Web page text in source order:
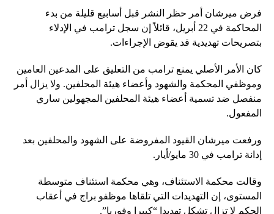
فرض ميرشان أمر حظر النشر قبل أسابيع قليلة من بدء
المحاكمة في 22 أبريل، قائلاً إن سجل ترامب في الإدلاء
بتصريحات تهديدية قد يقوض الإجراءات.
كان الأمر الأصلي يمنع ترامب من التعليق على المدعين العامين
وموظفي المحكمة والشهود وأعضاء هيئة المحلفين. ولا يزال أمر
منفصل ضد تسمية أعضاء هيئة المحلفين المجهولين ساري
المفعول.
ورفعت ميرشان القيود المفروضة على الشهود والمحلفين بعد
إدانة ترامب في 30 مايو/أيار.
وقالت محكمة الاستئناف، وهي محكمة استئناف متوسطة
المستوى، إن التهديدات التي تلقاها موظفو براج في أعقاب
الحكم لا تزال تشكل تهديدا “كبيرا وفوريا”.